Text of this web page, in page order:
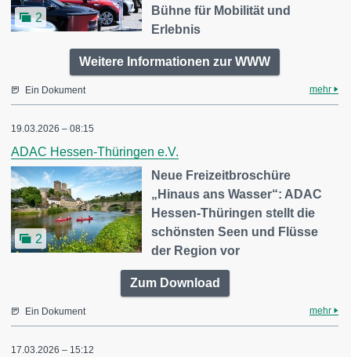
2
Bühne für Mobilität und
Erlebnis
Weitere Informationen zur WWW
Ein Dokument mehr
19.03.2026 – 08:15
ADAC Hessen-Thüringen e.V.
2
Neue Freizeitbroschüre
„Hinaus ans Wasser“: ADAC
Hessen-Thüringen stellt die
schönsten Seen und Flüsse
der Region vor
Zum Download
Ein Dokument mehr
17.03.2026 – 15:12